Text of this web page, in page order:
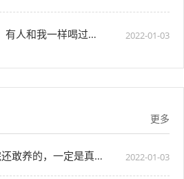
好奇猫奶是什么味道，有人和我一样喝过猫奶吗？” 2022-01-03
更多
养狗的8大坏处，看完还敢养的，一定是真爱了 2022-01-03